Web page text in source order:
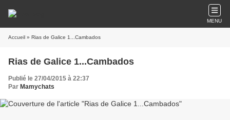
MENU
Accueil » Rias de Galice 1...Cambados
Rias de Galice 1...Cambados
Publié le 27/04/2015 à 22:37
Par Mamychats